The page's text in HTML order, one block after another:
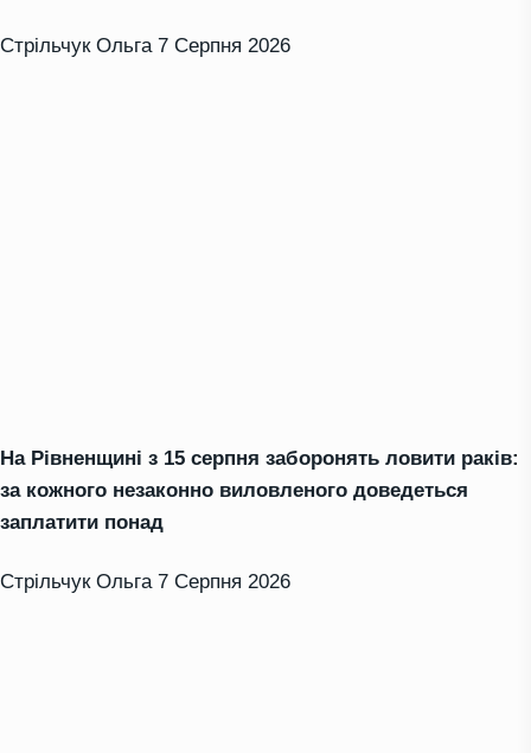
Стрільчук Ольга 7 Серпня 2026
На Рівненщині з 15 серпня заборонять ловити раків:
за кожного незаконно виловленого доведеться
заплатити понад
Стрільчук Ольга 7 Серпня 2026